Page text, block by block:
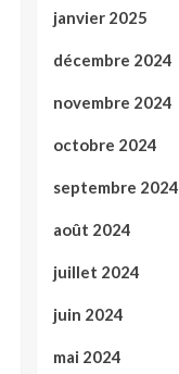
janvier 2025
décembre 2024
novembre 2024
octobre 2024
septembre 2024
août 2024
juillet 2024
juin 2024
mai 2024